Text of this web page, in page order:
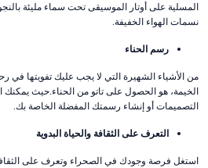
المسلية على أوتار الموسيقى تحت سماء مليئة
نسمات الهواء الخفيفة.
رسم الحناء
من الأشياء الشهيرة التي لا يجب عليك تفويتها في
الخيمة، هو الحصول على تاتو من الحناء.حيث يمكنك
التصميمات أو إنشاء رسمتك المفضلة الخاصة بك.
التعرف على الثقافة والحياة البدوية
استغل فرصة وجودك في الصحراء وتعرف على